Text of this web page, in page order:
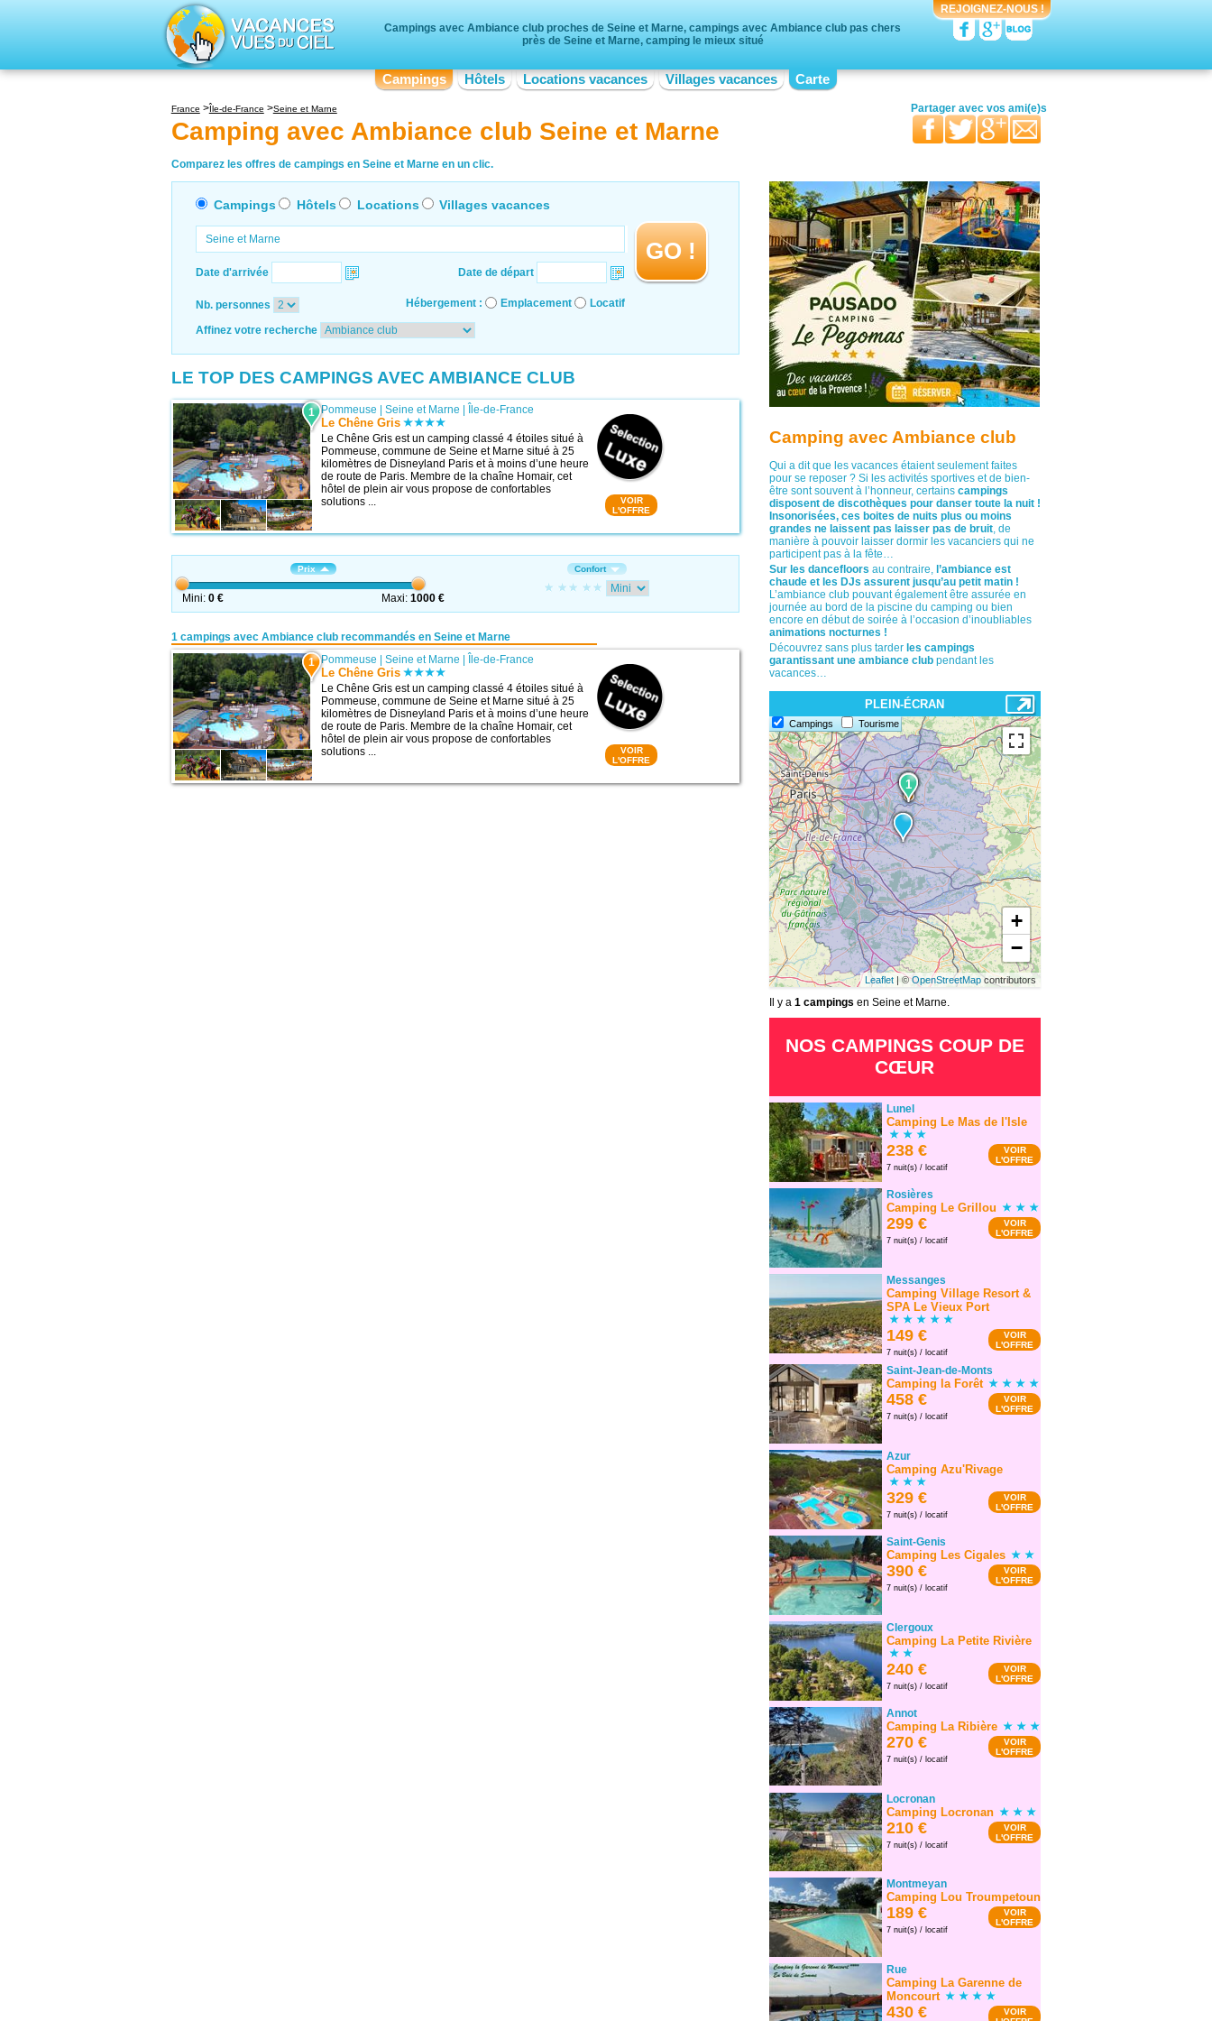
Campings avec Ambiance club proches de Seine et Marne, campings avec Ambiance club pas chers
près de Seine et Marne, camping le mieux situé
REJOIGNEZ-NOUS !
Campings Hôtels Locations vacances Villages vacances Carte
France Île-de-France Seine et Marne
Camping avec Ambiance club Seine et Marne
Partager avec
vos ami(e)s
votre famille
Comparez les offres de campings en Seine et Marne en un clic.
Campings Hôtels Locations Villages vacances
Date d'arrivée Date de départ
GO !
Nb. personnes Hébergement : Emplacement Locatif
Affinez votre recherche
LE TOP DES CAMPINGS AVEC AMBIANCE CLUB
1 Pommeuse |Seine et Marne | Île-de-France
Le Chêne Gris
Le Chêne Gris est un camping classé 4 étoiles situé à
Pommeuse, commune de Seine et Marne situé à 25
kilomètres de Disneyland Paris et à moins d’une heure
de route de Paris. Membre de la chaîne Homair, cet
hôtel de plein air vous propose de confortables
solutions ...
VOIR
L'OFFRE
Prix
Mini: 0 € Maxi:1000 €
Confort
1 campings avec Ambiance club recommandés en Seine et Marne
1 Pommeuse |Seine et Marne | Île-de-France
Le Chêne Gris
Le Chêne Gris est un camping classé 4 étoiles situé à
Pommeuse, commune de Seine et Marne situé à 25
kilomètres de Disneyland Paris et à moins d’une heure
de route de Paris. Membre de la chaîne Homair, cet
hôtel de plein air vous propose de confortables
solutions ...
VOIR
L'OFFRE
Camping avec Ambiance club
Qui a dit que les vacances étaient seulement faites
pour se reposer ? Si les activités sportives et de bien-
être sont souvent à l’honneur, certains campings
disposent de discothèques pour danser toute la nuit !
Insonorisées, ces boites de nuits plus ou moins
grandes ne laissent pas laisser pas de bruit, de
manière à pouvoir laisser dormir les vacanciers qui ne
participent pas à la fête…
Sur les dancefloors au contraire, l’ambiance est
chaude et les DJs assurent jusqu’au petit matin !
L’ambiance club pouvant également être assurée en
journée au bord de la piscine du camping ou bien
encore en début de soirée à l’occasion d’inoubliables
animations nocturnes !
Découvrez sans plus tarder les campings
garantissant une ambiance clubpendant les
vacances…
PLEIN-ÉCRAN
Campings Tourisme
1
1
+
−
Leaflet | ©OpenStreetMapcontributors
Il y a 1 campings en Seine et Marne.
NOS CAMPINGS COUP DE
CŒUR
Lunel
Camping Le Mas de l'Isle
238 €
7 nuit(s) / locatif
VOIR
L'OFFRE
Rosières
Camping Le Grillou
299 €
7 nuit(s) / locatif
VOIR
L'OFFRE
Messanges
Camping Village Resort &
SPA Le Vieux Port
149 €
7 nuit(s) / locatif
VOIR
L'OFFRE
Saint-Jean-de-Monts
Camping la Forêt
458 €
7 nuit(s) / locatif
VOIR
L'OFFRE
Azur
Camping Azu'Rivage
329 €
7 nuit(s) / locatif
VOIR
L'OFFRE
Saint-Genis
Camping Les Cigales
390 €
7 nuit(s) / locatif
VOIR
L'OFFRE
Clergoux
Camping La Petite Rivière
240 €
7 nuit(s) / locatif
VOIR
L'OFFRE
Annot
Camping La Ribière
270 €
7 nuit(s) / locatif
VOIR
L'OFFRE
Locronan
Camping Locronan
210 €
7 nuit(s) / locatif
VOIR
L'OFFRE
Montmeyan
Camping Lou Troumpetoun
189 €
7 nuit(s) / locatif
VOIR
L'OFFRE
Rue
Camping La Garenne de
Moncourt
430 €
VOIR